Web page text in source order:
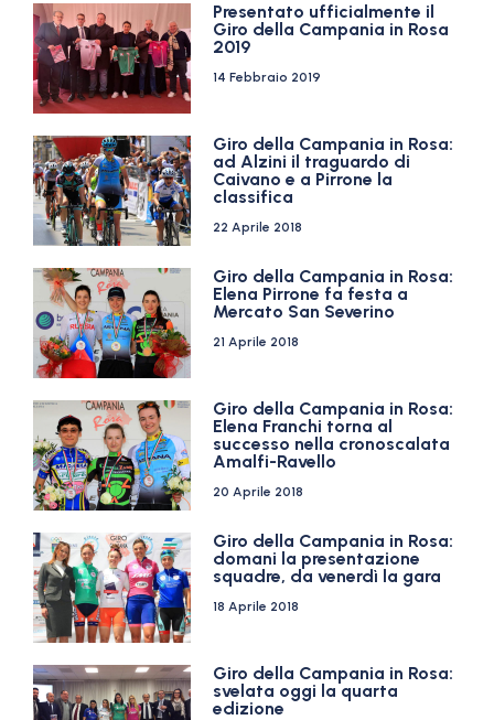
Presentato ufficialmente il
Giro della Campania in Rosa
2019
14 Febbraio 2019
Giro della Campania in Rosa:
ad Alzini il traguardo di
Caivano e a Pirrone la
classifica
22 Aprile 2018
Giro della Campania in Rosa:
Elena Pirrone fa festa a
Mercato San Severino
21 Aprile 2018
Giro della Campania in Rosa:
Elena Franchi torna al
successo nella cronoscalata
Amalfi-Ravello
20 Aprile 2018
Giro della Campania in Rosa:
domani la presentazione
squadre, da venerdì la gara
18 Aprile 2018
Giro della Campania in Rosa:
svelata oggi la quarta
edizione